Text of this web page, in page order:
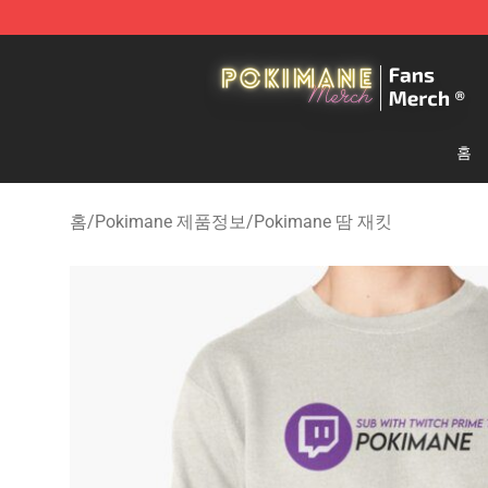
홈
홈/Pokimane 제품정보/Pokimane 땀 재킷